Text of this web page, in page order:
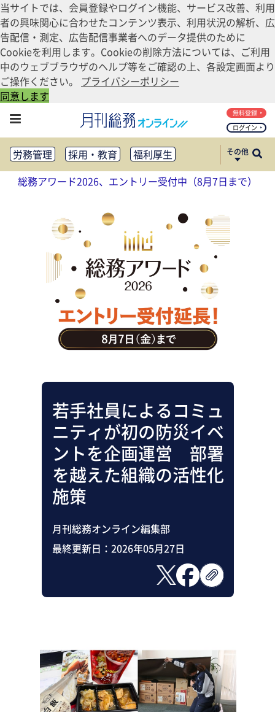
当サイトでは、会員登録やログイン機能、サービス改善、利用
者の興味関心に合わせたコンテンツ表示、利用状況の解析、広
告配信・測定、広告配信事業者へのデータ提供のために
Cookieを利用します。Cookieの削除方法については、ご利用
中のウェブブラウザのヘルプ等をご確認の上、各設定画面より
ご操作ください。 プライバシーポリシー
同意します
ログイン
無料登録
労務管理 採用・教育
福利厚生
健康経営
働き方改革
法務・コンプライアンス
リスクマネジメント・BCP
社外・社内広報
社外・社内コミュニケーション活性化
FM・オフィス移転
CSR・SDGs
テクノロジー活用・DX
助成金・補助金・コスト削減
アウトソーシング・BPO
調査・レポート
その他
総務アワード2026、エントリー受付中（8月7日まで）
若手社員によるコミュ
ニティが初の防災イベ
ントを企画運営 部署
を越えた組織の活性化
施策
月刊総務オンライン編集部
最終更新日： 2026年05月27日